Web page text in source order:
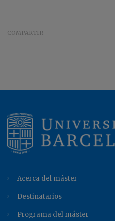
COMPARTIR
Acerca del máster
Destinatarios
Programa del máster